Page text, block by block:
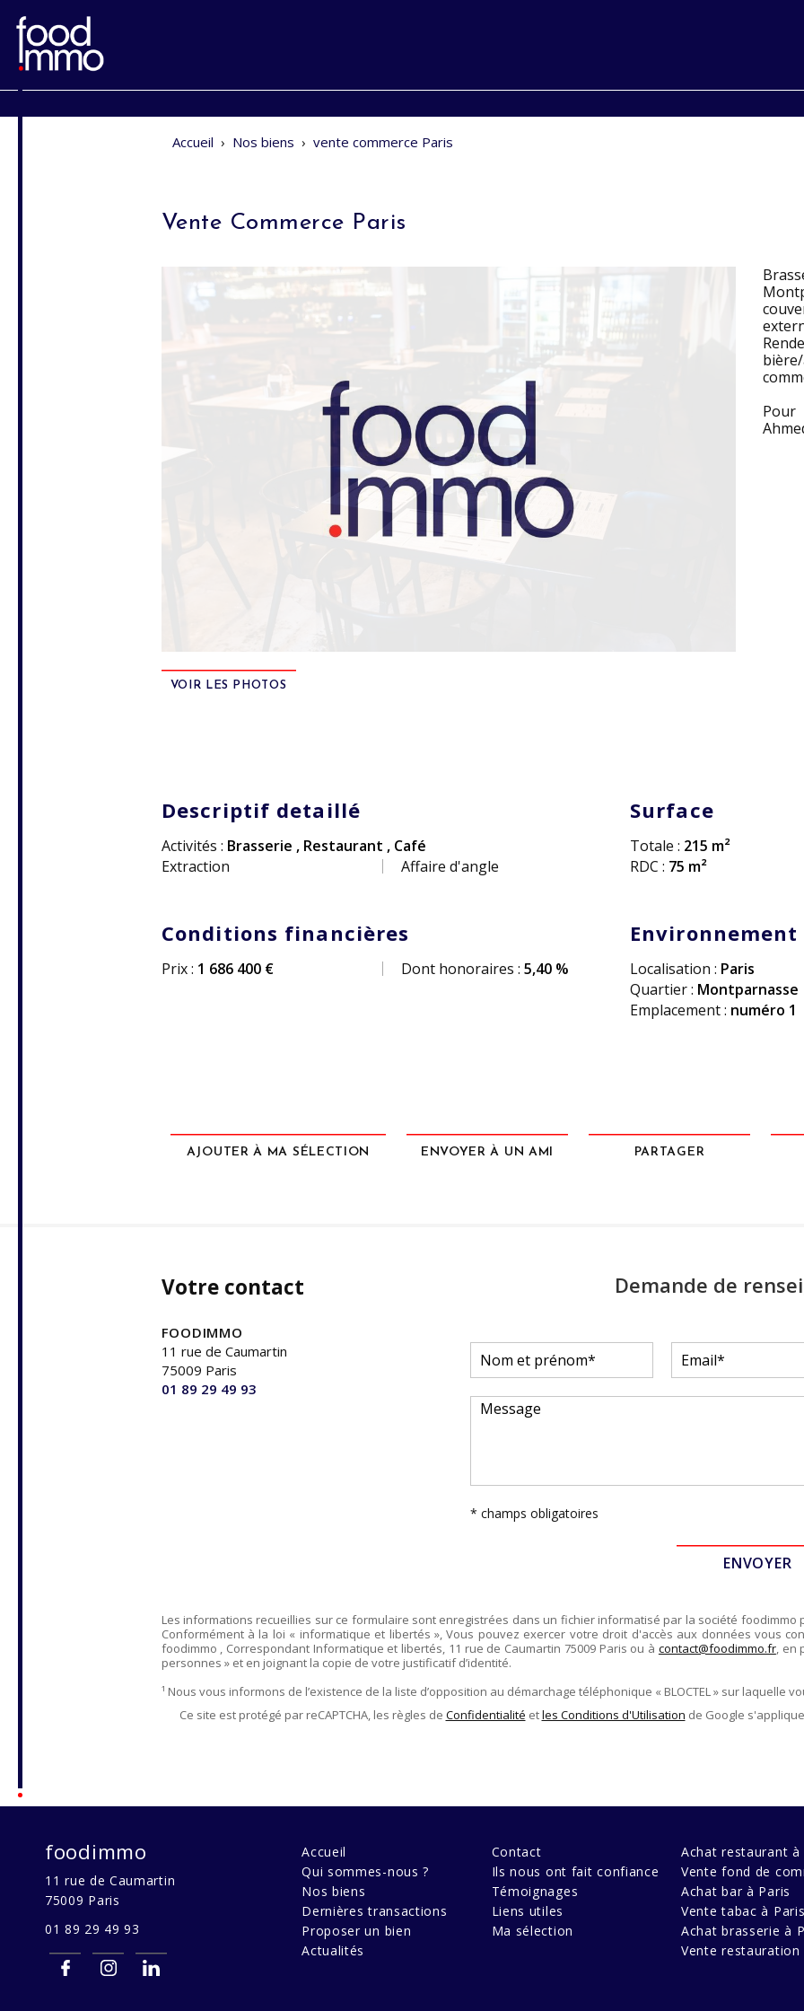
Accueil › Nos biens › vente commerce Paris
Vente Commerce Paris
VOIR LES PHOTOS
Descriptif detaillé
Activités : Brasserie , Restaurant , Café
Extraction
Affaire d'angle
Surface
Totale : 215 m²
RDC : 75 m²
Conditions financières
Prix : 1 686 400 € Dont honoraires : 5,40 %
Environnement
Localisation : Paris
Quartier : Montparnasse
Emplacement : numéro 1
AJOUTER À MA SÉLECTION ENVOYER À UN AMI PARTAGER
Votre contact
FOODIMMO
11 rue de Caumartin
75009 Paris
01 89 29 49 93
Demande de
* champs obligatoires
Les informations recueillies sur ce formulaire sont enregistrées dans un fichier informatisé par la société foodimmo
Conformément à la loi « informatique et libertés », Vous pouvez exercer votre droit d'accès aux données vous
foodimmo , Correspondant Informatique et libertés, 11 rue de Caumartin 75009 Paris ou à contact@foodimmo.fr, en
personnes » et en joignant la copie de votre justificatif d’identité.
¹ Nous vous informons de l’existence de la liste d’opposition au démarchage téléphonique « BLOCTEL » sur laquelle
Ce site est protégé par reCAPTCHA, les règles de Confidentialité etles Conditions d'Utilisation de Google
foodimmo
11 rue de Caumartin
75009 Paris
01 89 29 49 93
Accueil
Qui sommes-nous ?
Nos biens
Dernières transactions
Proposer un bien
Actualités
Contact
Ils nous ont fait confiance
Témoignages
Liens utiles
Ma sélection
Achat restaurant à
Vente fond de
Achat bar à Paris
Vente tabac à Paris
Achat brasserie à
Vente restauration